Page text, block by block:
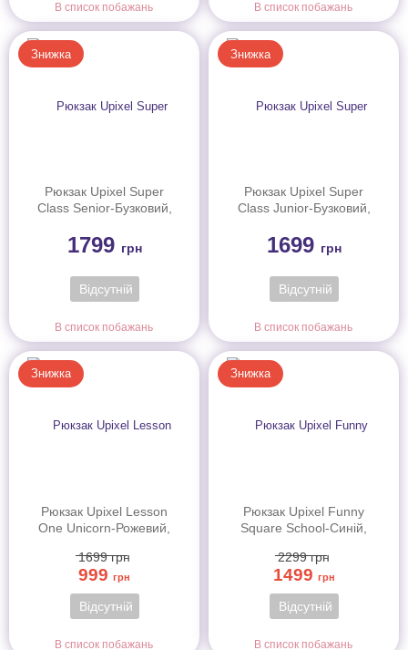
В список побажань В список побажань
Знижка
Рюкзак Upixel Super
Class Senior-Бузковий,
1799 грн
Відсутній
В список побажань
Знижка
Рюкзак Upixel Super
Class Junior-Бузковий,
1699 грн
Відсутній
В список побажань
Знижка
Рюкзак Upixel Lesson
One Unicorn-Рожевий,
1699грн
999 грн
Відсутній
В список побажань
Знижка
Рюкзак Upixel Funny
Square School-Синій,
2299грн
1499 грн
Відсутній
В список побажань